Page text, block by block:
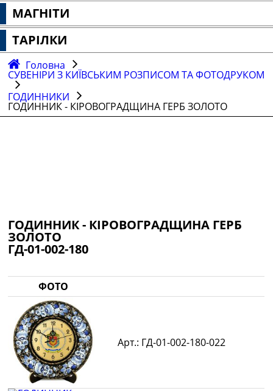
МАГНІТИ
ТАРІЛКИ
Головна
СУВЕНІРИ З КИЇВСЬКИМ РОЗПИСОМ ТА ФОТОДРУКОМ
ГОДИННИКИ
ГОДИННИК - КІРОВОГРАДЩИНА ГЕРБ ЗОЛОТО
ГОДИННИК - КІРОВОГРАДЩИНА ГЕРБ
ЗОЛОТО
ГД-01-002-180
ФОТО
ГД-01-002-180-022